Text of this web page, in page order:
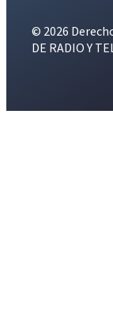
© 2026
DE RADIO Y